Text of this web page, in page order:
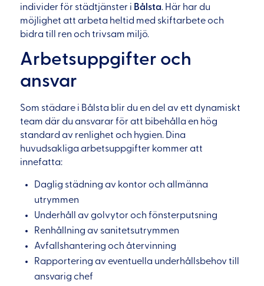
individer för städtjänster i Bålsta. Här har du
möjlighet att arbeta heltid med skiftarbete och
bidra till ren och trivsam miljö.
Arbetsuppgifter och
ansvar
Som städare i Bålsta blir du en del av ett dynamiskt
team där du ansvarar för att bibehålla en hög
standard av renlighet och hygien. Dina
huvudsakliga arbetsuppgifter kommer att
innefatta:
Daglig städning av kontor och allmänna
utrymmen
Underhåll av golvytor och fönsterputsning
Renhållning av sanitetsutrymmen
Avfallshantering och återvinning
Rapportering av eventuella underhållsbehov till
ansvarig chef